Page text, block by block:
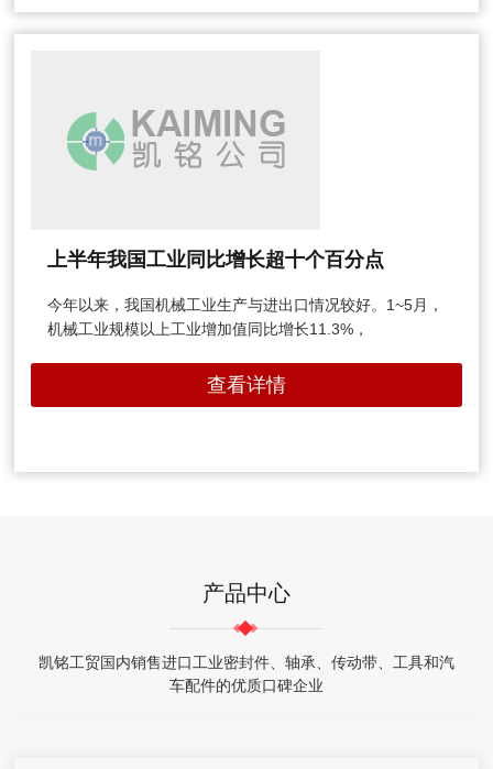
上半年我国工业同比增长超十个百分点
今年以来，我国机械工业生产与进出口情况较好。1~5月，
机械工业规模以上工业增加值同比增长11.3%，
查看详情
产品中心
凯铭工贸国内销售进口工业密封件、轴承、传动带、工具和汽
车配件的优质口碑企业